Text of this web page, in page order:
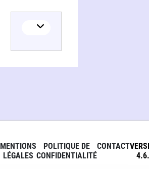
MENTIONS
LÉGALES
POLITIQUE DE
CONFIDENTIALITÉ
CONTACT